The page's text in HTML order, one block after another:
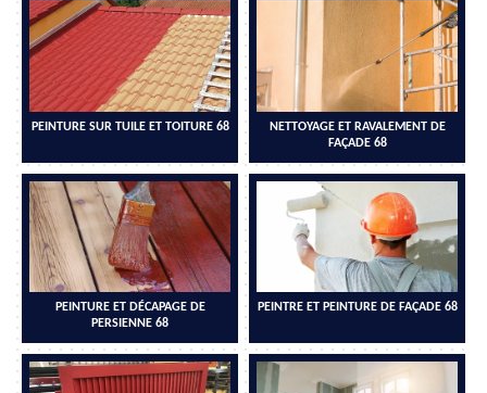
PEINTURE SUR TUILE ET TOITURE 68
NETTOYAGE ET RAVALEMENT DE
FAÇADE 68
PEINTURE ET DÉCAPAGE DE
PERSIENNE 68
PEINTRE ET PEINTURE DE FAÇADE 68